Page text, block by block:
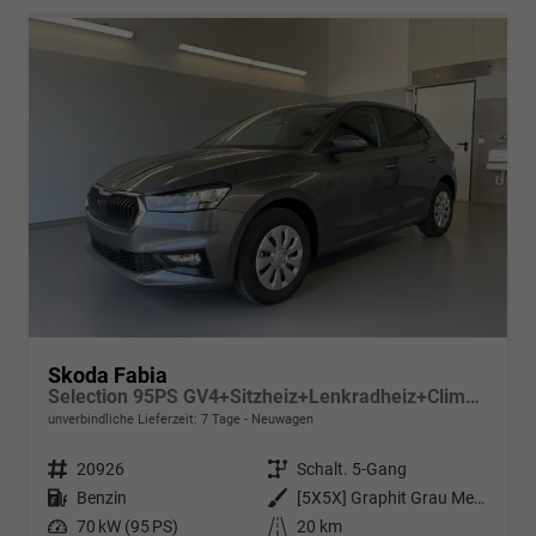
Skoda Fabia
Selection 95PS GV4+Sitzheiz+Lenkradheiz+Climatronic+Sunset+AppConnect+PDC
unverbindliche Lieferzeit: 7 Tage Neuwagen
Fahrzeugnr. 20926 Getriebe Schalt. 5-Gang
Kraftstoff Benzin Außenfarbe
[5X5X] Graphit Grau Metallic
Leistung 70 kW (95 PS) Kilometerstand 20 km